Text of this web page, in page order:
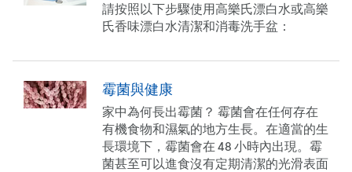
請按照以下步驟使用高樂氏漂白水或高樂
氏香味漂白水清潔和消毒洗手盆：
霉菌與健康
家中為何長出霉菌？ 霉菌會在任何存在
有機食物和濕氣的地方生長。在適當的生
長環境下，霉菌會在 48 小時內出現。霉
菌甚至可以進食沒有定期清潔的光滑表面